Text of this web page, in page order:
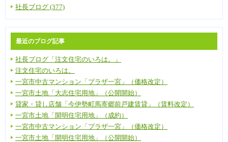
社長ブログ (377)
最近のブログ記事
社長ブログ「注文住宅のいろは。」
注文住宅のいろは。
一宮市中古マンション「プラザ一宮」（価格改定）
一宮市土地「大志住宅用地」（公開開始）
貸家・貸し店舗「今伊勢町馬寄郷前戸建賃貸」（賃料改定）
一宮市土地「開明住宅用地」（成約）
一宮市中古マンション「プラザ一宮」（価格改定）
一宮市土地「開明住宅用地」（公開開始）